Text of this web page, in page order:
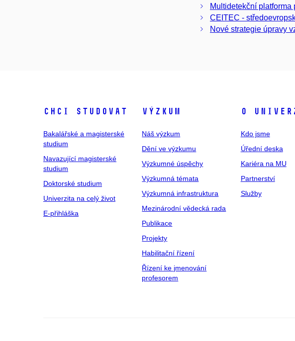
Multidetekční
CEITEC -
Nové strategie úpravy
Chci studovat
Bakalářské a magisterské
studium
Navazující magisterské
studium
Doktorské studium
Univerzita na celý život
E-přihláška
Výzkum
Náš výzkum
Dění ve výzkumu
Výzkumné úspěchy
Výzkumná témata
Výzkumná infrastruktura
Mezinárodní vědecká rada
Publikace
Projekty
Habilitační řízení
Řízení ke jmenování
profesorem
O
Kdo jsme
Úřední deska
Kariéra na MU
Partnerství
Služby